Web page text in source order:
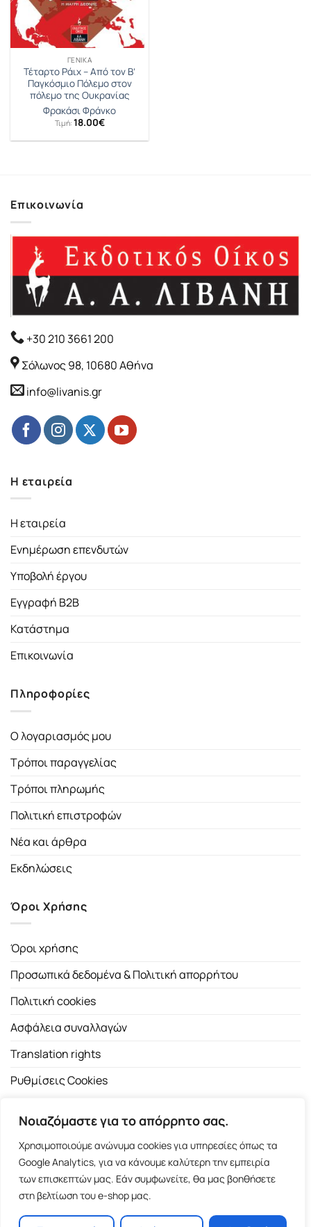
Νοιαζόμαστε για το απόρρητο σας.
Χρησιμοποιούμε ανώνυμα cookies για υπηρεσίες όπως τα
Google Analytics, για να κάνουμε καλύτερη την εμπειρία
των επισκεπτών μας. Εάν συμφωνείτε, θα μας βοηθήσετε
στη βελτίωση του e-shop μας.
ΓΕΝΙΚΆ
Τέταρτο Ράιχ – Από τον Β’
Παγκόσμιο Πόλεμο στον
πόλεμο της Ουκρανίας
Φρακάσι Φράνκο
Τιμή: 18.00€
Επικοινωνία
+30 210 3661 200
Σόλωνος 98, 10680 Αθήνα
info@livanis.gr
Η εταιρεία
Η εταιρεία
Ενημέρωση επενδυτών
Υποβολή έργου
Εγγραφή B2B
Κατάστημα
Επικοινωνία
Πληροφορίες
Ο λογαριασμός μου
Τρόποι παραγγελίας
Τρόποι πληρωμής
Πολιτική επιστροφών
Νέα και άρθρα
Εκδηλώσεις
Όροι Χρήσης
Όροι χρήσης
Προσωπικά δεδομένα & Πολιτική απορρήτου
Πολιτική cookies
Ασφάλεια συναλλαγών
Translation rights
Ρυθμίσεις Cookies
Copyright 2026 ©Εκδοτικός Οίκος Α.Α. Λιβάνη| All rights
reserved.
Σόλωνος 98, 10680 Αθήνα | Τ:2103661200- F: 2103617791